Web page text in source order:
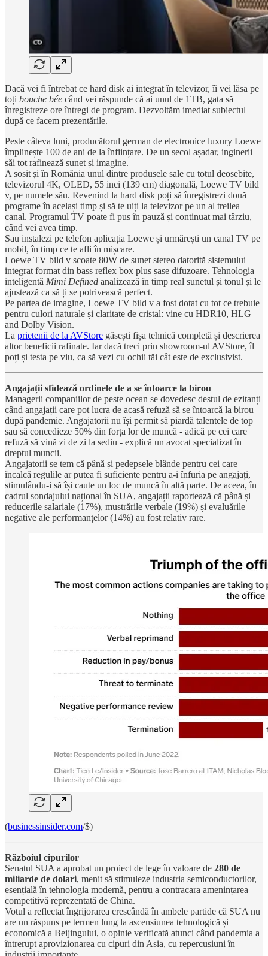
Dacă vei fi întrebat ce hard disk ai integrat în televizor, îi vei lăsa pe
toți bouche bée când vei răspunde că ai unul de 1TB, gata să
înregistreze ore întregi de program. Dezvoltăm imediat subiectul
după ce facem prezentările.
Peste câteva luni, producătorul german de electronice luxury Loewe
împlinește 100 de ani de la înființare. De un secol așadar, inginerii
săi tot rafinează sunet și imagine.
A sosit și în România unul dintre produsele sale cu totul deosebite,
televizorul 4K, OLED, 55 inci (139 cm) diagonală, Loewe TV bild
v, pe numele său. Revenind la hard disk poți să înregistrezi două
programe în același timp și să te uiți la televizor pe un al treilea
canal. Programul TV poate fi pus în pauză și continuat mai târziu,
când vei avea timp.
Sau instalezi pe telefon aplicația Loewe și urmărești un canal TV pe
mobil, în timp ce te afli în mișcare.
Loewe TV bild v scoate 80W de sunet stereo datorită sistemului
integrat format din bass reflex box plus șase difuzoare. Tehnologia
inteligentă Mimi Defined analizează în timp real sunetul și tonul și le
ajustează ca să ți se potrivească perfect.
Pe partea de imagine, Loewe TV bild v a fost dotat cu tot ce trebuie
pentru culori naturale și claritate de cristal: vine cu HDR10, HLG
and Dolby Vision.
La prietenii de la AVStore găsești fișa tehnică completă și descrierea
altor beneficii rafinate. Iar dacă treci prin showroom-ul AVStore, îl
poți și testa pe viu, ca să vezi cu ochii tăi cât este de exclusivist.
Angajații sfidează ordinele de a se întoarce la birou
Managerii companiilor de peste ocean se dovedesc destul de ezitanți
când angajații care pot lucra de acasă refuză să se întoarcă la birou
după pandemie. Angajatorii nu își permit să piardă talentele de top
sau să concedieze 50% din forța lor de muncă - adică pe cei care
refuză să vină zi de zi la sediu - explică un avocat specializat în
dreptul muncii.
Angajatorii se tem că până și pedepsele blânde pentru cei care
încalcă regulile ar putea fi suficiente pentru a-i înfuria pe angajați,
stimulându-i să își caute un loc de muncă în altă parte. De aceea, în
cadrul sondajului național în SUA, angajații raportează că până și
reducerile salariale (17%), mustrările verbale (19%) și evaluările
negative ale performanțelor (14%) au fost relativ rare.
(businessinsider.com/$)
Războiul cipurilor
Senatul SUA a aprobat un proiect de lege în valoare de 280 de
miliarde de dolari, menit să stimuleze industria semiconductorilor,
esențială în tehnologia modernă, pentru a contracara amenințarea
competitivă reprezentată de China.
Votul a reflectat îngrijorarea crescândă în ambele partide că SUA nu
are un răspuns pe termen lung la ascensiunea tehnologică și
economică a Beijingului, o opinie verificată atunci când pandemia a
întrerupt aprovizionarea cu cipuri din Asia, cu repercusiuni în